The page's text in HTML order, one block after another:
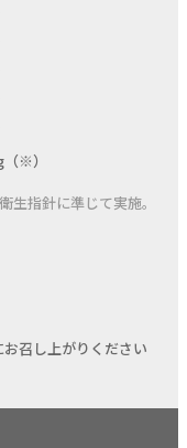
※）
指針に準じて実施。
召し上がりください